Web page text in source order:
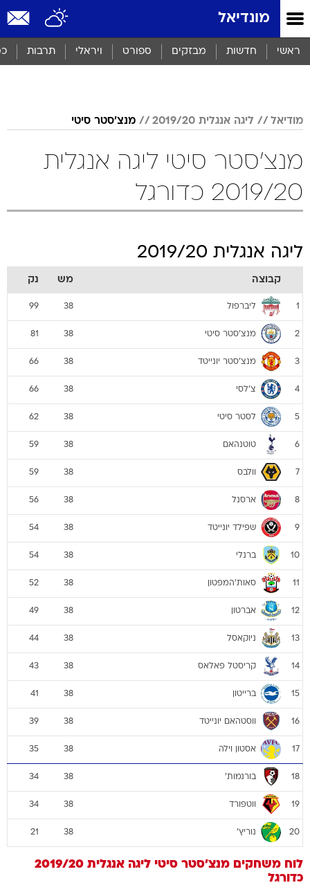
מונדיאל
ראשי חדשות מבזקים ספורט ויראלי תרבות
מודיאל ליגה אנגלית 2019/20 מנצ'סטר סיטי
מנצ'סטר סיטי ליגה אנגלית
2019/20 כדורגל
ליגה אנגלית 2019/20
קבוצה מש נק
1 ליברפול 38
99
2 מנצ'סטר סיטי 38
81
3 מנצ'סטר יונייטד 38
66
4 צ'לסי 38
66
5 לסטר סיטי 38
62
6 טוטנהאם 38
59
7 וולבס 38
59
8 ארסנל 38
56
9 שפילד יונייטד 38
54
10 ברנלי 38
54
11 סאות'המפטון 38
52
12 אברטון 38
49
13 ניוקאסל 38
44
14 קריסטל פאלאס 38
43
15 ברייטון 38
41
16 ווסטהאם יונייטד 38
39
17 אסטון וילה 38
35
18 בורנמות' 38
34
19 ווטפורד 38
34
20 נוריץ' 38
21
לוח משחקים מנצ'סטר סיטי ליגה אנגלית 2019/20
כדורגל